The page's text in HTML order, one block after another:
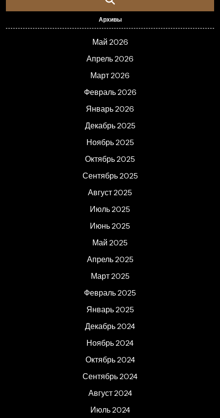
Архивы
Май 2026
Апрель 2026
Март 2026
Февраль 2026
Январь 2026
Декабрь 2025
Ноябрь 2025
Октябрь 2025
Сентябрь 2025
Август 2025
Июль 2025
Июнь 2025
Май 2025
Апрель 2025
Март 2025
Февраль 2025
Январь 2025
Декабрь 2024
Ноябрь 2024
Октябрь 2024
Сентябрь 2024
Август 2024
Июль 2024